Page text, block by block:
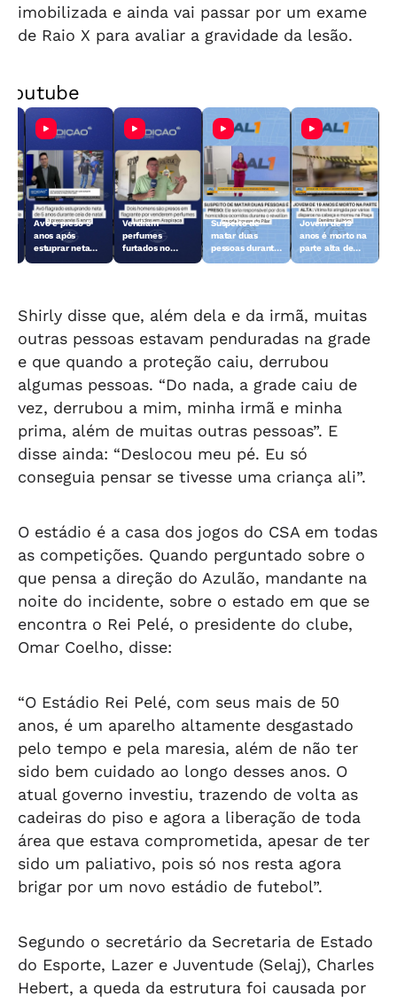
imobilizada e ainda vai passar por um exame
de Raio X para avaliar a gravidade da lesão.
Avô é preso 5
anos após
estuprar neta
Vendiam
perfumes
furtados no
Suspeito de
matar duas
pessoas durante
Jovem de 19
anos é morto na
parte alta de
Shirly disse que, além dela e da irmã, muitas
outras pessoas estavam penduradas na grade
e que quando a proteção caiu, derrubou
algumas pessoas. “Do nada, a grade caiu de
vez, derrubou a mim, minha irmã e minha
prima, além de muitas outras pessoas”. E
disse ainda: “Deslocou meu pé. Eu só
conseguia pensar se tivesse uma criança ali”.
O estádio é a casa dos jogos do CSA em todas
as competições. Quando perguntado sobre o
que pensa a direção do Azulão, mandante na
noite do incidente, sobre o estado em que se
encontra o Rei Pelé, o presidente do clube,
Omar Coelho, disse:
“O Estádio Rei Pelé, com seus mais de 50
anos, é um aparelho altamente desgastado
pelo tempo e pela maresia, além de não ter
sido bem cuidado ao longo desses anos. O
atual governo investiu, trazendo de volta as
cadeiras do piso e agora a liberação de toda
área que estava comprometida, apesar de ter
sido um paliativo, pois só nos resta agora
brigar por um novo estádio de futebol”.
Segundo o secretário da Secretaria de Estado
do Esporte, Lazer e Juventude (Selaj), Charles
Hebert, a queda da estrutura foi causada por